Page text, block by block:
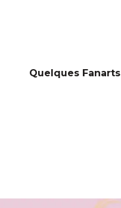
Quelques Fanarts